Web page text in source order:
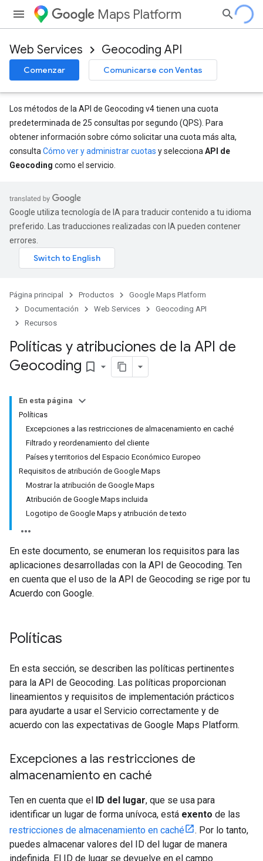
Maps Platform
Web Services Geocoding API
Comenzar Comunicarse con Ventas
Los métodos de la API de Geocoding v4 tienen una cuota
predeterminada de 25 consultas por segundo (QPS). Para
obtener información sobre cómo solicitar una cuota más alta,
consulta Cómo ver y administrar cuotas y selecciona API de
Geocoding como el servicio.
Google utiliza tecnología de IA para traducir contenido a tu idioma
preferido. Las traducciones realizadas con IA pueden contener
errores.
Página principal Productos
Google Maps Platform
Documentación
Web Services
Geocoding API
Recursos
Políticas y atribuciones de la API de
Geocoding bookmark_border
En esta página
Políticas
Excepciones a las restricciones de almacenamiento en caché
Filtrado y reordenamiento del cliente
Países y territorios del Espacio Económico Europeo
Requisitos de atribución de Google Maps
Mostrar la atribución de Google Maps
Atribución de Google Maps incluida
Logotipo de Google Maps y atribución de texto
En este documento, se enumeran los requisitos para las
aplicaciones desarrolladas con la API de Geocoding. Ten
en cuenta que el uso de la API de Geocoding se rige por tu
Acuerdo con Google.
Políticas
En esta sección, se describen las políticas pertinentes
para la API de Geocoding. Las políticas proporcionan
lineamientos y requisitos de implementación prácticos
para ayudarte a usar el Servicio correctamente y de
acuerdo con las expectativas de Google Maps Platform.
Excepciones a las restricciones de
almacenamiento en caché
Ten en cuenta que el ID del lugar, que se usa para
identificar un lugar de forma unívoca, está exento de las
restricciones de almacenamiento en caché
. Por lo tanto,
puedes almacenar valores del ID del lugar de manera
indefinida. El ID de lugar se devuelve en el campo